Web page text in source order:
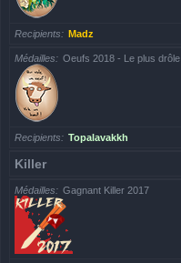
Recipients Madz
Médailles Oeufs 2018 - Le plus drôle
Recipients Topalavakkh
Killer
Médailles Gagnant Killer 2017